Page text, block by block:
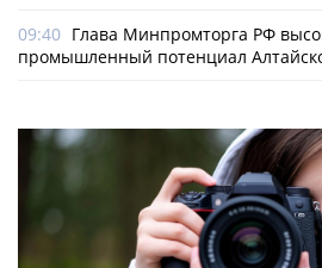
09:40 Глава Минпромторга РФ
промышленный потенциал